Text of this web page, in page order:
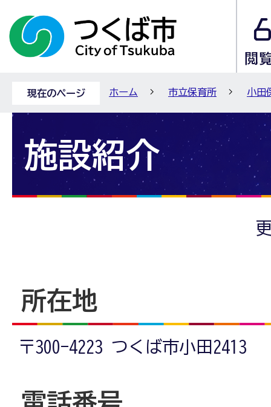
現在のページ ホーム 市立保育所 小田
施設紹介
所在地
〒300-4223 つくば市小田2413
電話番号